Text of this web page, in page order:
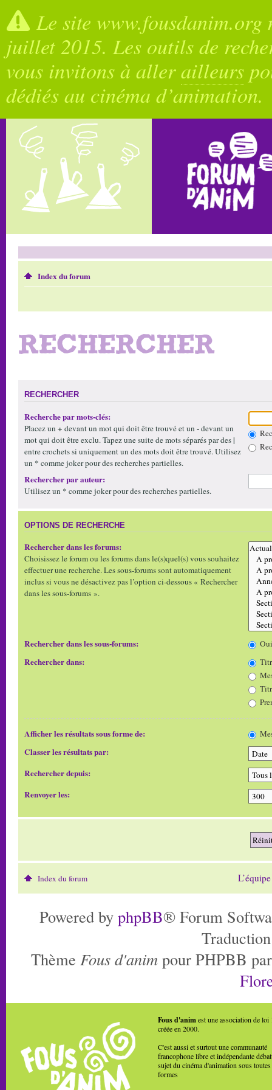
Le site
juillet 2015. Les outils de
vous invitons à allerailleurs
dédiés au cinéma d’animation.
Index du forum
RECHERCHER
RECHERCHER
Recherche par mots-clés:
Placez un + devant un mot qui doit être trouvé et un -devant un
mot qui doit être exclu. Tapez une suite de mots séparés par des|
entre crochets si uniquement un des mots doit être trouvé. Utilisez
un * comme joker pour des recherches partielles.
Rechercher par auteur:
Utilisez un * comme joker pour des recherches partielles.
OPTIONS DE RECHERCHE
Rechercher dans les forums:
Choisissez le forum ou les forums dans le(s)quel(s) vous souhaitez
effectuer une recherche. Les sous-forums sont automatiquement
inclus si vous ne désactivez pas l’option ci-dessous « Rechercher
dans les sous-forums ».
Rechercher dans les sous-forums: Oui
Rechercher dans:
Afficher les résultats sous forme de:
Classer les résultats par:
Rechercher depuis:
Renvoyer les:
Index du forum
Powered by phpBB® Forum
Thème Fous d'anim pour PHPBB
Fous d'animest une association de loi
créée en 2000.
C'est aussi et surtout une communauté
francophone libre et indépendante
sujet du cinéma d'animation sous toutes
formes